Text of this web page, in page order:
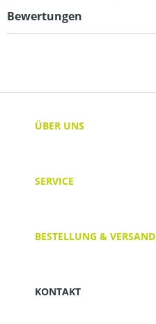
Bewertungen
ÜBER UNS
SERVICE
BESTELLUNG & VERSAND
KONTAKT